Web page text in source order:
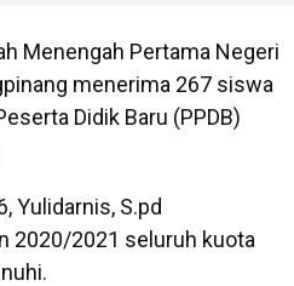
Menengah Pertama Negeri
menerima 267 siswa
Didik Baru (PPDB)
Yulidarnis, S.pd
2020/2021 seluruh kuota